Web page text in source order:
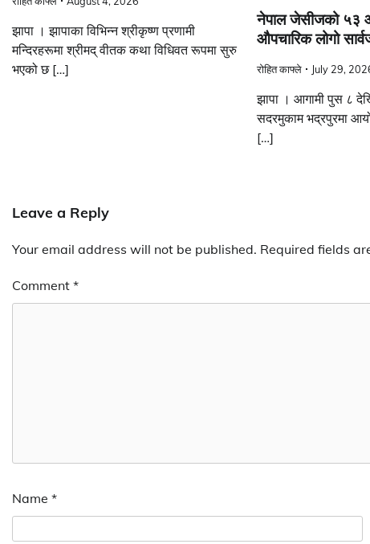
झापा । झापाका विभिन्न श्रीकृष्ण प्रणामी
मन्दिरहरूमा श्रीमद् वीतक कथा विधिवत रूपमा सुरु
भएको छ […]
नेपाल जेसीजको ५३
औपचारिक लोगो
रोहित काफ्ले July 29,
झापा । आगामी पुस ८
सदरमुकाम भद्रपुरमा
[…]
Leave a Reply
Your email address will not be published. Required fields
Comment *
Name *